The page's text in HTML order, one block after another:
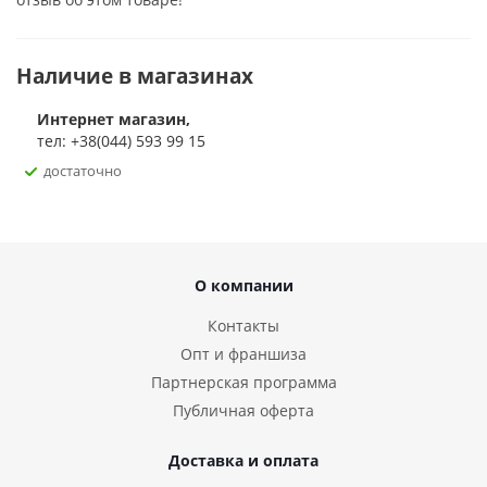
Не пачкается при стирке
Смешанная выкройка
Наличие в магазинах
Интернет магазин,
тел: +38(044) 593 99 15
достаточно
О компании
Контакты
Опт и франшиза
Партнерская программа
Публичная оферта
Доставка и оплата